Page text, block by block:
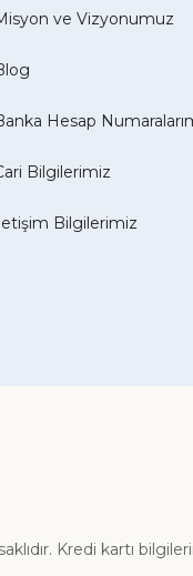
ve Vizyonumuz
Hesap
Bilgilerimiz
Bilgilerimiz
Kredi kartı